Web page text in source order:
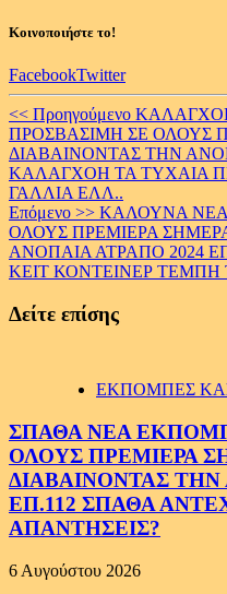
Κοινοποιήστε το!
FacebookTwitter
Continue
Reading
<< Προηγούμενο
ΠΡΟΣΒΑΣΙΜΗ ΣΕ ΟΛΟΥΣ
ΔΙΑΒΑΙΝΟΝΤΑΣ ΤΗΝ
ΚΑΛΑΓΧΟΗ ΤΑ ΤΥΧΑΙΑ
ΓΑΛΛΙΑ ΕΛΛ..
Επόμενο >> ΚΑΛΟΥΝΑ
ΟΛΟΥΣ ΠΡΕΜΙΕΡΑ
ΑΝΟΠΑΙΑ ΑΤΡΑΠΟ 2024
ΚΕΙΤ ΚΟΝΤΕΙΝΕΡ
Δείτε επίσης
ΕΚΠΟΜΠΕΣ
ΣΠΑΘΑ ΝΕΑ
ΟΛΟΥΣ ΠΡΕΜΙΕΡΑ
ΔΙΑΒΑΙΝΟΝΤΑΣ ΤΗΝ
ΕΠ.112 ΣΠΑΘΑ
ΑΠΑΝΤΗΣΕΙΣ?
6 Αυγούστου 2026